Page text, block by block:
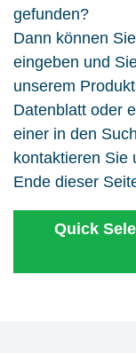
gefunden?
Dann können
eingeben und
unserem
Datenblatt oder
einer in den
kontaktieren Sie
Ende dieser
Quick